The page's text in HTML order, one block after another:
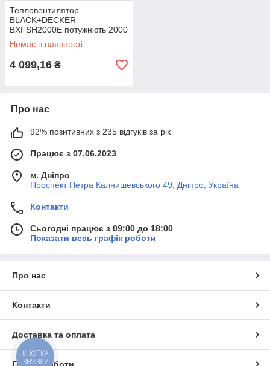
Тепловентилятор
BLACK+DECKER
BXFSH2000E потужність 2000
Вт площа обігріву 20 м²
рівень шуму 56 дБ
Немає в наявності
4 099,16 ₴
Про нас
92% позитивних з 235 відгуків за рік
Працює з 07.06.2023
м. Дніпро
Проспект Петра Калнишевського 49, Дніпро, Україна
Контакти
Сьогодні працює з 09:00 до 18:00
Показати весь графік роботи
Про нас
Контакти
Доставка та оплата
КНОПКА
ЗВ'ЯЗКУ